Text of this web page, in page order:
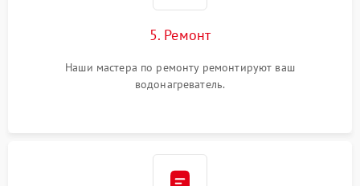
5. Ремонт
Наши мастера по ремонту ремонтируют ваш
водонагреватель.